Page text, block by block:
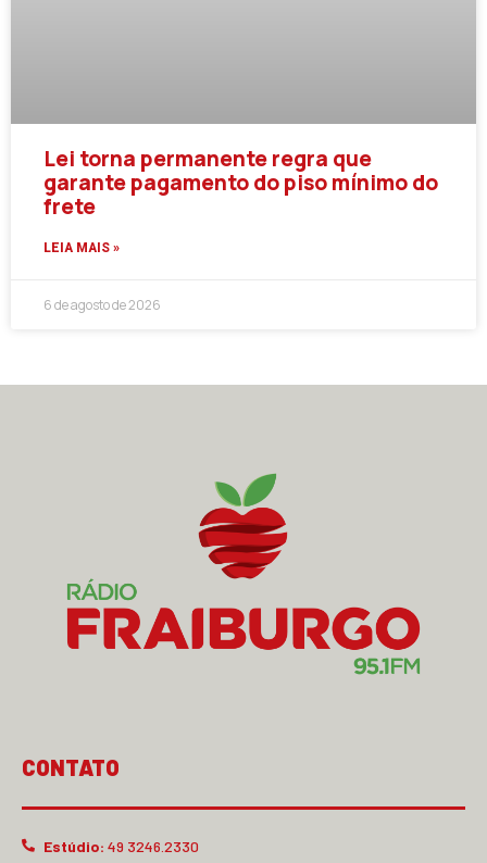
Lei torna permanente regra que
garante pagamento do piso mínimo do
frete
LEIA MAIS »
6 de agosto de 2026
CONTATO
Estúdio: 49 3246.2330